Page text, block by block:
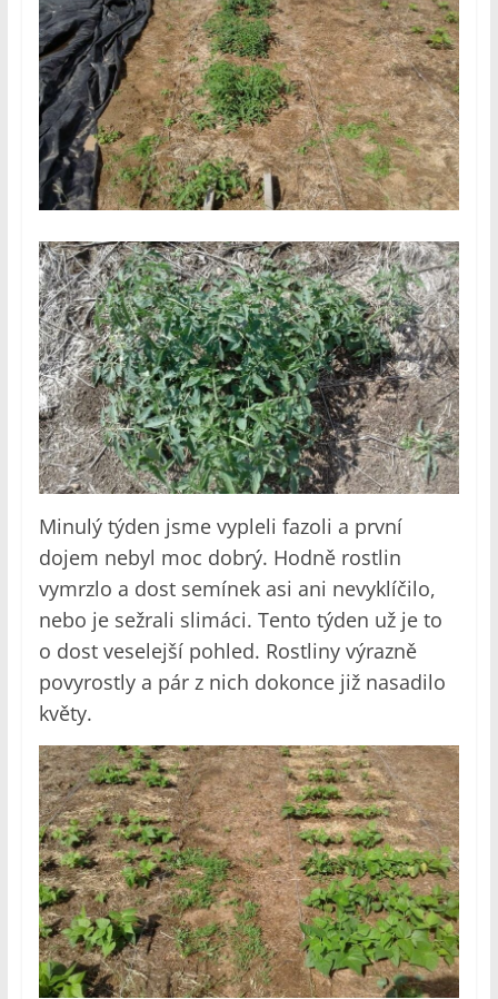
Minulý týden jsme vypleli fazoli a první
dojem nebyl moc dobrý. Hodně rostlin
vymrzlo a dost semínek asi ani nevyklíčilo,
nebo je sežrali slimáci. Tento týden už je to
o dost veselejší pohled. Rostliny výrazně
povyrostly a pár z nich dokonce již nasadilo
květy.